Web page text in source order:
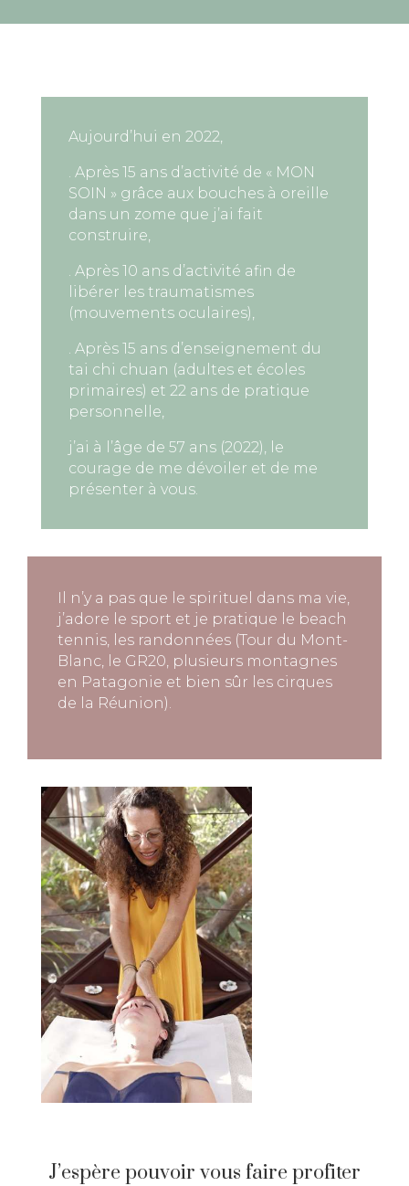
Aujourd’hui en 2022,
. Après 15 ans d’activité de « MON
SOIN » grâce aux bouches à oreille
dans un zome que j’ai fait
construire,
. Après 10 ans d’activité afin de
libérer les traumatismes
(mouvements oculaires),
. Après 15 ans d’enseignement du
tai chi chuan (adultes et écoles
primaires) et 22 ans de pratique
personnelle,
j’ai à l’âge de 57 ans (2022), le
courage de me dévoiler et de me
présenter à vous.
Il n’y a pas que le spirituel dans ma vie,
j’adore le sport et je pratique le beach
tennis, les randonnées (Tour du Mont-
Blanc, le GR20, plusieurs montagnes
en Patagonie et bien sûr les cirques
de la Réunion).
J’espère pouvoir vous faire profiter